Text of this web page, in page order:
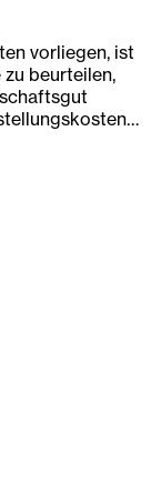
vorliegen, ist
beurteilen,